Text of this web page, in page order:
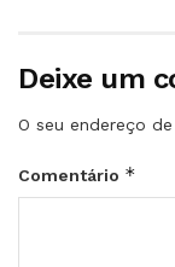
Deixe um
O seu endereço
Comentário *